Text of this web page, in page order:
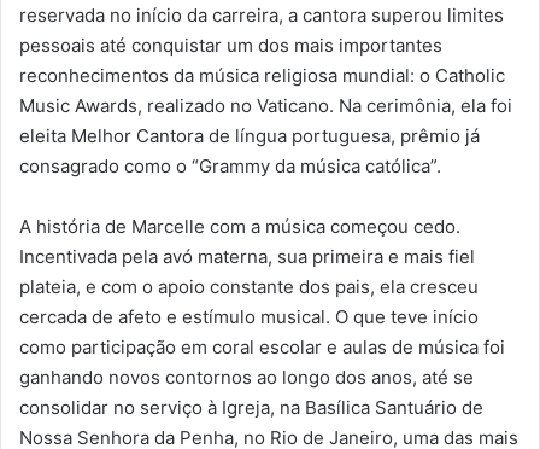
reservada no início da carreira, a cantora superou limites
pessoais até conquistar um dos mais importantes
reconhecimentos da música religiosa mundial: o Catholic
Music Awards, realizado no Vaticano. Na cerimônia, ela foi
eleita Melhor Cantora de língua portuguesa, prêmio já
consagrado como o “Grammy da música católica”.
A história de Marcelle com a música começou cedo.
Incentivada pela avó materna, sua primeira e mais fiel
plateia, e com o apoio constante dos pais, ela cresceu
cercada de afeto e estímulo musical. O que teve início
como participação em coral escolar e aulas de música foi
ganhando novos contornos ao longo dos anos, até se
consolidar no serviço à Igreja, na Basílica Santuário de
Nossa Senhora da Penha, no Rio de Janeiro, uma das mais